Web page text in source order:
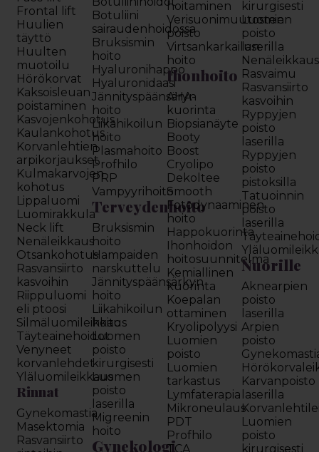
Frontal lift
Huulien
täyttö
Huulten
muotoilu
Hörökorvat
Kaksoisleuan
poistaminen
Kasvojenkohotus
Kaulankohotus
Korvanlehtien
arpikorjaukset
Kulmakarvojen
kohotus
Lippaluomi
Luomirakkula
Neck lift
Nenäleikkaus
Otsankohotus
Rasvansiirto
kasvoihin
Riippuluomi
eli ptoosi
Silmäluomileikkaus
Täyteainehoidot
Venyneet
korvanlehdet
Yläluomileikkaus
Rinnat
Gynekomastia
Masektomia
Rasvansiirto
Botuliini
sairaudenhoidossa
Bruksismin
hoito
Hyaluronihappo
Hyaluronidaasi
Jännityspäänsäryn
hoito
Liikahikoilun
hoito
Plasmahoito
Profhilo
PRP
Vampyyrihoito
Terveydenhoito
Bruksismin
hoito
Hampaiden
narskuttelu
Jännityspäänsärkyn
hoito
Liikahikoilun
hoito
Luomen
poisto
kirurgisesti
Luomen
poisto
laserilla
Migreenin
hoito
Gynekologi
hoitaminen
Verisuonimuutosten
poisto
Virtsankarkailun
hoito
Ihonhoito
AHA-
kuorinta
Biopsianäyte
Booty
Boost
Cryolipo
Dekoltee
Smooth
Fotodynaaminen
hoito
Happokuorinta
Ihonhoidon
hoitosuunnitelma
Kemiallinen
kuorinta
Koepalan
ottaminen
Kryolipolyysi
Luomien
poisto
Luomien
tarkastus
Lymfaterapia
Mikroneulaus
PDT
Profhilo
TCA
kirurgisesti
Luomien
poisto
laserilla
Nenäleikkaus
Rasvaimu
Rasvansiirto
kasvoihin
Ryppyjen
poisto
laserilla
Ryppyjen
poisto
pistoksilla
Tatuoinnin
poisto
laserilla
Nuorille
Aknearpien
poisto
laserilla
Arpien
poisto
Karvanpoisto
laserilla
Luomien
poisto
kirurgisesti